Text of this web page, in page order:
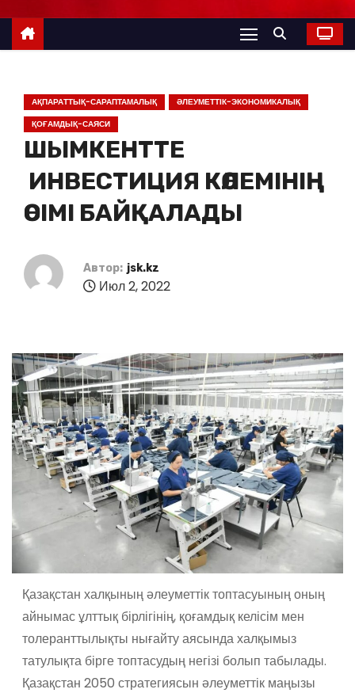
АҚПАРАТТЫҚ-САРАПТАМАЛЫҚ
ӘЛЕУМЕТТІК-ЭКОНОМИКАЛЫҚ
ҚОҒАМДЫҚ-САЯСИ
ШЫМКЕНТТЕ
ИНВЕСТИЦИЯ КӨЛЕМІНІҢ
ӨСІМІ БАЙҚАЛАДЫ
Автор: jsk.kz
Июл 2, 2022
Қазақстан халқының әлеуметтік топта­суының оның
айнымас ұлттық бірлігінің, қоғамдық келісім мен
толеранттылықты нығайту аясында халқымыз
татулықта бірге топтасудың негізі болып табылады.
Қазақстан 2050 стратегиясын әлеуметтік маңызы